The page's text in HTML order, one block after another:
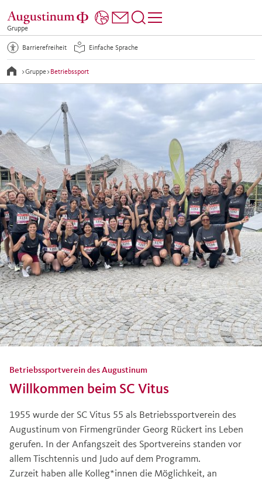
Gruppe
>Gruppe> Betriebssport
Barrierefreiheit Einfache Sprache
Willkommen beim SC Vitus
Betriebssportverein des Augustinum
1955 wurde der SC Vitus 55 als Betriebssportverein des
Augustinum von Firmengründer Georg Rückert ins Leben
gerufen. In der Anfangszeit des Sportvereins standen vor
allem Tischtennis und Judo auf dem Programm.
Zurzeit haben alle Kolleg*innen die Möglichkeit, an